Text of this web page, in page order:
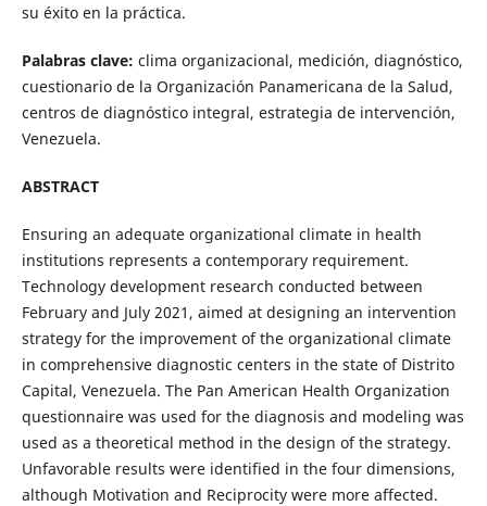
su éxito en la práctica.
Palabras clave: clima organizacional, medición, diagnóstico,
cuestionario de la Organización Panamericana de la Salud,
centros de diagnóstico integral, estrategia de intervención,
Venezuela.
ABSTRACT
Ensuring an adequate organizational climate in health
institutions represents a contemporary requirement.
Technology development research conducted between
February and July 2021, aimed at designing an intervention
strategy for the improvement of the organizational climate
in comprehensive diagnostic centers in the state of Distrito
Capital, Venezuela. The Pan American Health Organization
questionnaire was used for the diagnosis and modeling was
used as a theoretical method in the design of the strategy.
Unfavorable results were identified in the four dimensions,
although Motivation and Reciprocity were more affected.